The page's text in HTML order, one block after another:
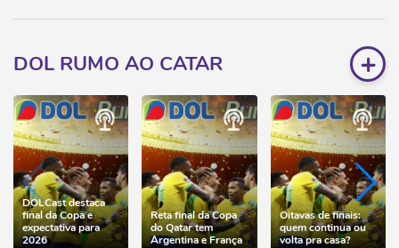
DOL RUMO AO CATAR +
DOLCast destaca
final da Copa e
expectativa para
2026
Reta final da Copa
do Qatar tem
Argentina e França
Oitavas de finais:
quem continua ou
volta pra casa?